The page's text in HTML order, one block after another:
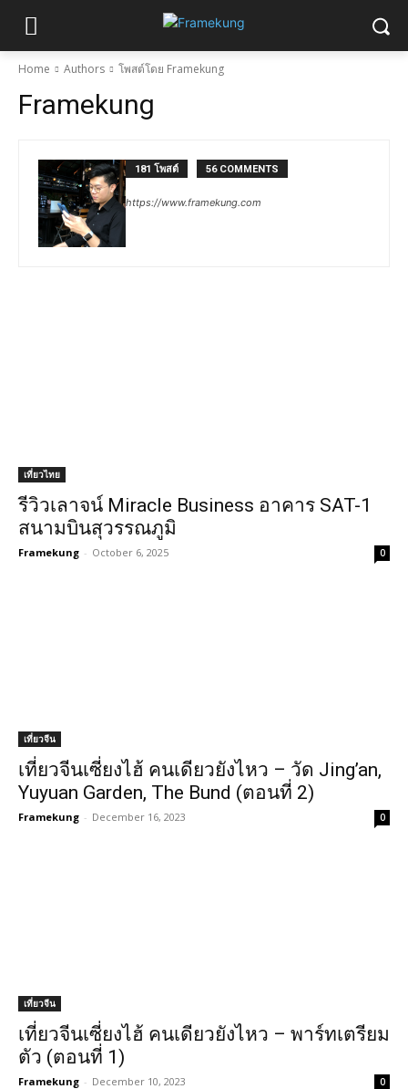
Home Authors โพสต์โดย Framekung
Framekung
181 โพสต์ 56 COMMENTS
https://www.framekung.com
เที่ยวไทย
รีวิวเลาจน์ Miracle Business อาคาร SAT-1
สนามบินสุวรรณภูมิ
Framekung - October 6, 2025 0
เที่ยวจีน
เที่ยวจีนเซี่ยงไฮ้ คนเดียวยังไหว – วัด Jing’an,
Yuyuan Garden, The Bund (ตอนที่ 2)
Framekung - December 16, 2023 0
เที่ยวจีน
เที่ยวจีนเซี่ยงไฮ้ คนเดียวยังไหว – พาร์ทเตรียม
ตัว (ตอนที่ 1)
Framekung - December 10, 2023 0